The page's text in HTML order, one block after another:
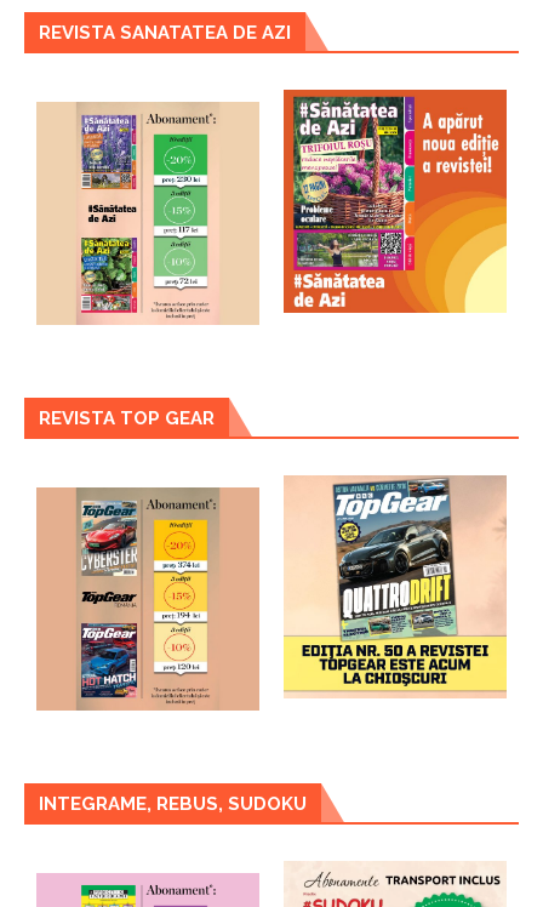
REVISTA SANATATEA DE AZI
REVISTA TOP GEAR
INTEGRAME, REBUS, SUDOKU